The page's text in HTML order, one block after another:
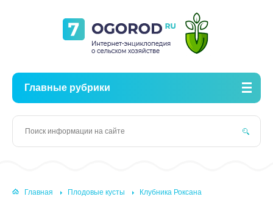
Главные рубрики
Главная Плодовые кусты Клубника Роксана